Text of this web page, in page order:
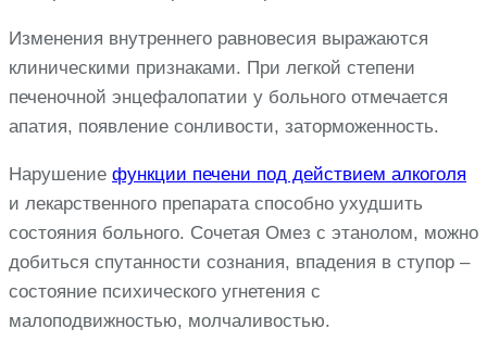
Изменения внутреннего равновесия выражаются
клиническими признаками. При легкой степени
печеночной энцефалопатии у больного отмечается
апатия, появление сонливости, заторможенность.
Нарушение функции печени под действием алкоголя
и лекарственного препарата способно ухудшить
состояния больного. Сочетая Омез с этанолом, можно
добиться спутанности сознания, впадения в ступор –
состояние психического угнетения с
малоподвижностью, молчаливостью.